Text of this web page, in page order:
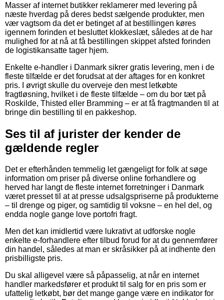
Masser af internet butikker reklamerer med levering på
næste hverdag på deres bedst sælgende produkter, men
vær vagtsom da det er betinget af at bestillingen køres
igennem forinden et besluttet klokkeslæt, således at de har
mulighed for at nå at få bestillingen skippet afsted forinden
de logistikansatte tager hjem.
Enkelte e-handler i Danmark sikrer gratis levering, men i de
fleste tilfælde er det forudsat at der aftages for en konkret
pris. I øvrigt skulle du overveje den mest letkøbte
fragtløsning, hvilket i de fleste tilfælde – om du bor tæt på
Roskilde, Thisted eller Bramming – er at få fragtmanden til at
bringe din bestilling til en pakkeshop.
Ses til af jurister der kender de
gældende regler
Det er efterhånden temmelig let gængeligt for folk at søge
information om priser på diverse online forhandlere og
herved har langt de fleste internet forretninger i Danmark
været presset til at at presse udsalgspriserne på produkterne
– til drenge og piger, og samtidig til voksne – en hel del, og
endda nogle gange love portofri fragt.
Men det kan imidlertid være lukrativt at udforske nogle
enkelte e-forhandlere efter tilbud forud for at du gennemfører
din handel, således at man er skråsikker på at indhente den
prisbilligste pris.
Du skal alligevel være så påpasselig, at når en internet
handler markedsfører et produkt til salg for en pris som er
ufattelig letkøbt, bør det mange gange være en indikator for